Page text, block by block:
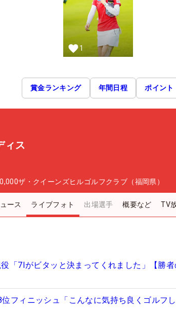
1
賞金ランキング 年間日程 ポイント
ィス
ザ・クイーンズヒルゴルフクラブ（福岡県）
ース ライブフォト 出場選手 概要など TV
「7Iがビタッと決まってくれました」【勝
フィニッシュ「こんなに気持ち良くゴルフ